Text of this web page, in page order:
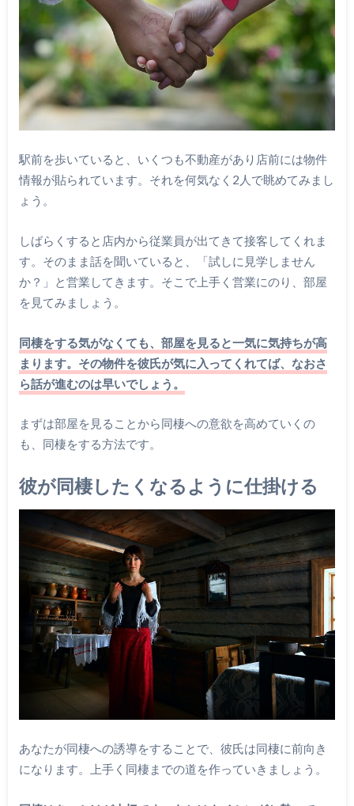
駅前を歩いていると、いくつも不動産があり店前には物件
情報が貼られています。それを何気なく2人で眺めてみまし
ょう。
しばらくすると店内から従業員が出てきて接客してくれま
す。そのまま話を聞いていると、「試しに見学しません
か？」と営業してきます。そこで上手く営業にのり、部屋
を見てみましょう。
同棲をする気がなくても、部屋を見ると一気に気持ちが高
まります。その物件を彼氏が気に入ってくれてば、なおさ
ら話が進むのは早いでしょう。
まずは部屋を見ることから同棲への意欲を高めていくの
も、同棲をする方法です。
彼が同棲したくなるように仕掛ける
あなたが同棲への誘導をすることで、彼氏は同棲に前向き
になります。上手く同棲までの道を作っていきましょう。